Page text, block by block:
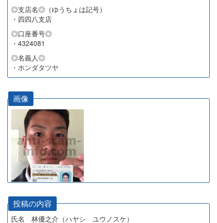
◎支店名◎（ゆうちょは記号）
・四四八支店
◎口座番号◎
・4324081
◎名義人◎
・ホンダタツヤ
画像
投稿の内容
氏名 林優之介（ハヤシ ユウノスケ）